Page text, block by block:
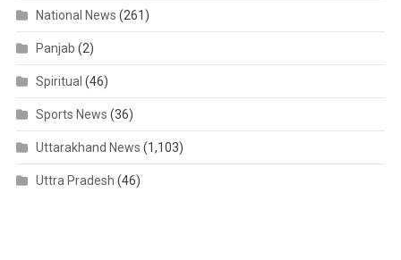
National News (261)
Panjab (2)
Spiritual (46)
Sports News (36)
Uttarakhand News (1,103)
Uttra Pradesh (46)